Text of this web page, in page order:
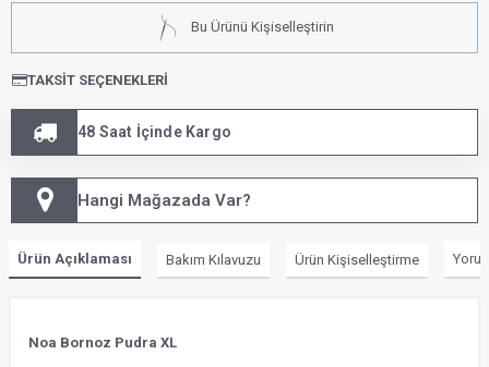
Bu Ürünü Kişiselleştirin
TAKSIT SEÇENEKLERI
48 Saat İçinde Kargo
Hangi Mağazada Var?
Ürün Açıklaması Bakım Kılavuzu Ürün Kişiselleştirme
Noa Bornoz Pudra XL